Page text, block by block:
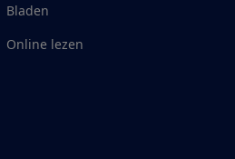
Bladen
Online lezen